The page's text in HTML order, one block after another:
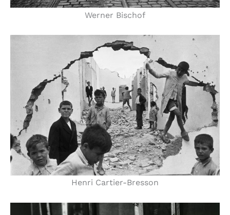
Werner Bischof
Henri Cartier-Bresson